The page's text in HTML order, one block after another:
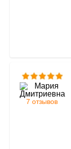
7 отзывов